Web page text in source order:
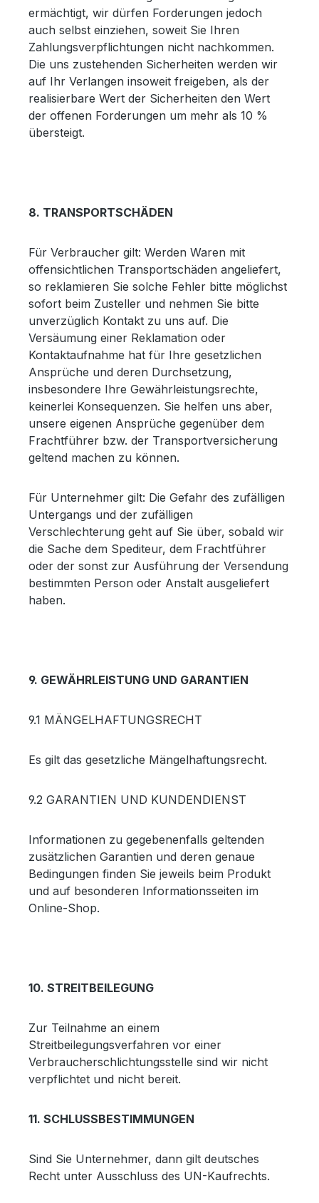
ermächtigt, wir dürfen Forderungen jedoch
auch selbst einziehen, soweit Sie Ihren
Zahlungsverpflichtungen nicht nachkommen.
Die uns zustehenden Sicherheiten werden wir
auf Ihr Verlangen insoweit freigeben, als der
realisierbare Wert der Sicherheiten den Wert
der offenen Forderungen um mehr als 10 %
übersteigt.
8. TRANSPORTSCHÄDEN
Für Verbraucher gilt: Werden Waren mit
offensichtlichen Transportschäden angeliefert,
so reklamieren Sie solche Fehler bitte möglichst
sofort beim Zusteller und nehmen Sie bitte
unverzüglich Kontakt zu uns auf. Die
Versäumung einer Reklamation oder
Kontaktaufnahme hat für Ihre gesetzlichen
Ansprüche und deren Durchsetzung,
insbesondere Ihre Gewährleistungsrechte,
keinerlei Konsequenzen. Sie helfen uns aber,
unsere eigenen Ansprüche gegenüber dem
Frachtführer bzw. der Transportversicherung
geltend machen zu können.
Für Unternehmer gilt: Die Gefahr des zufälligen
Untergangs und der zufälligen
Verschlechterung geht auf Sie über, sobald wir
die Sache dem Spediteur, dem Frachtführer
oder der sonst zur Ausführung der Versendung
bestimmten Person oder Anstalt ausgeliefert
haben.
9. GEWÄHRLEISTUNG UND GARANTIEN
9.1 MÄNGELHAFTUNGSRECHT
Es gilt das gesetzliche Mängelhaftungsrecht.
9.2 GARANTIEN UND KUNDENDIENST
Informationen zu gegebenenfalls geltenden
zusätzlichen Garantien und deren genaue
Bedingungen finden Sie jeweils beim Produkt
und auf besonderen Informationsseiten im
Online-Shop.
10. STREITBEILEGUNG
Zur Teilnahme an einem
Streitbeilegungsverfahren vor einer
Verbraucherschlichtungsstelle sind wir nicht
verpflichtet und nicht bereit.
11. SCHLUSSBESTIMMUNGEN
Sind Sie Unternehmer, dann gilt deutsches
Recht unter Ausschluss des UN-Kaufrechts.